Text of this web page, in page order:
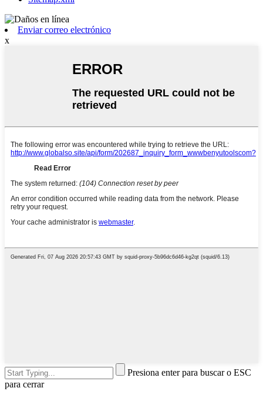
Enviar correo electrónico
x
Presiona enter para buscar o ESC
para cerrar